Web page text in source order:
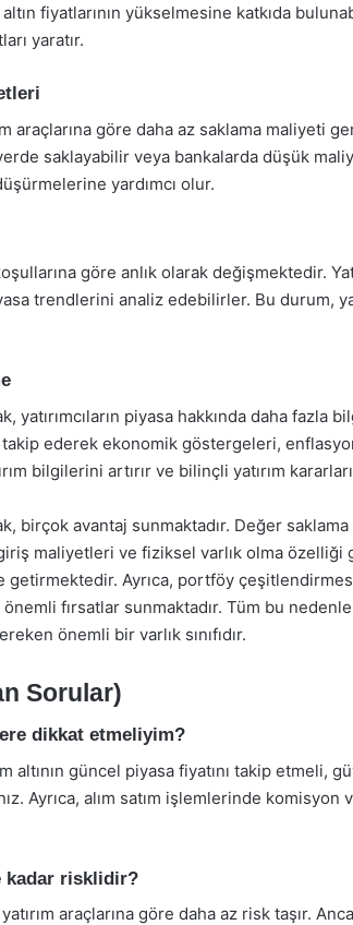
fiyatlarının yükselmesine katkıda
yaratır.
araçlarına göre daha az saklama maliyeti
saklayabilir veya bankalarda düşük
yardımcı olur.
göre anlık olarak değişmektedir.
trendlerini analiz edebilirler. Bu durum,
yatırımcıların piyasa hakkında daha fazla
takip ederek ekonomik göstergeleri,
bilgilerini artırır ve bilinçli yatırım kararları
birçok avantaj sunmaktadır. Değer
maliyetleri ve fiziksel varlık olma özelliği
getirmektedir. Ayrıca, portföy
fırsatlar sunmaktadır. Tüm bu
önemli bir varlık sınıfıdır.
Sorular)
dikkat etmeliyim?
altının güncel piyasa fiyatını takip etmeli,
Ayrıca, alım satım işlemlerinde
kadar risklidir?
araçlarına göre daha az risk taşır.